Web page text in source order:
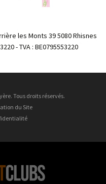
les Monts 39 5080 Rhisnes
- TVA : BE0795553220
Tous droits réservés.
du Site